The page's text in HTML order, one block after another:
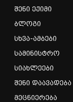
შენი ექიმი
ბლოგი
სხვა-ამბები
სამინისტრო
სიახლეები
შენი დაავადება
მეცნიერება